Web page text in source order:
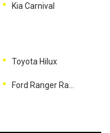
Kia Carnival
Toyota Hilux